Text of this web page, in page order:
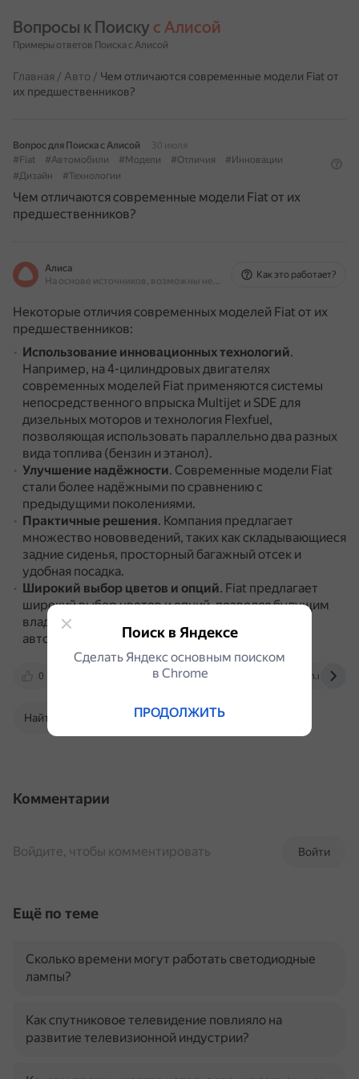
Вопросы к Поиску с Алисой
Примеры ответов Поиска с Алисой
Главная / Авто / Чем отличаются современные модели Fiat от
их предшественников?
Вопрос для Поиска с Алисой
30 июля
#Fiat
#Автомобили #Модели #Отличия
#Инновации
#Дизайн
#Технологии
Чем отличаются современные модели Fiat от их
предшественников?
Алиса
На основе источников, возможны неточности
Как это работает?
Некоторые отличия современных моделей Fiat от их
предшественников:
Использование инновационных технологий.
Например, на 4-цилиндровых двигателях
современных моделей Fiat применяются системы
непосредственного впрыска Multijet и SDE для
дизельных моторов и технология Flexfuel,
позволяющая использовать параллельно два разных
вида топлива (бензин и этанол).
Улучшение надёжности. Современные модели Fiat
стали более надёжными по сравнению с
предыдущими поколениями.
Практичные решения. Компания предлагает
множество нововведений, таких как складывающиеся
задние сиденья, просторный багажный отсек и
удобная посадка.
Широкий выбор цветов и опций. Fiat предлагает
широкий выбор цветов и опций, позволяя будущим
владельцам создать под себя уникальный
автомобиль.
0 koleso.ru dzen.ru fiat-avilon.ru
Найти в Поиске
Комментарии
Войти
Войдите, чтобы комментировать
Ещё по теме
Сколько времени могут работать светодиодные
лампы?
Как спутниковое телевидение повлияло на
развитие телевизионной индустрии?
Поиск в Яндексе
Сделать Яндекс основным поиском
в Сhrome
ПРОДОЛЖИТЬ